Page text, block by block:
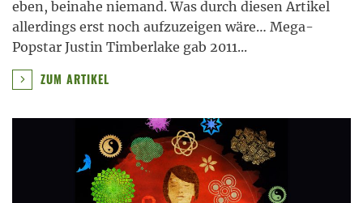
eben, beinahe niemand. Was durch diesen Artikel
allerdings erst noch aufzuzeigen wäre… Mega-
Popstar Justin Timberlake gab 2011...
ZUM ARTIKEL